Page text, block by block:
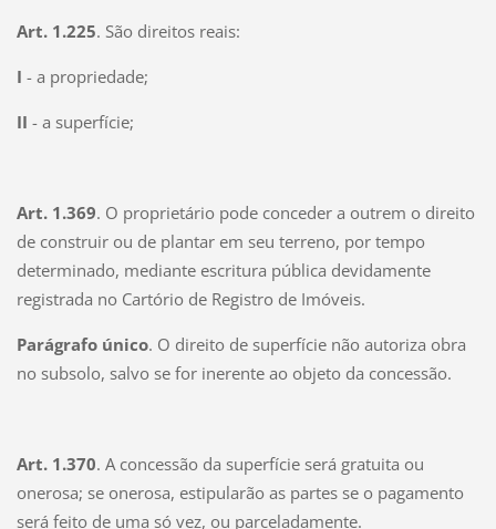
Art. 1.225. São direitos reais:
I - a propriedade;
II - a superfície;
Art. 1.369. O proprietário pode conceder a outrem o direito
de construir ou de plantar em seu terreno, por tempo
determinado, mediante escritura pública devidamente
registrada no Cartório de Registro de Imóveis.
Parágrafo único. O direito de superfície não autoriza obra
no subsolo, salvo se for inerente ao objeto da concessão.
Art. 1.370. A concessão da superfície será gratuita ou
onerosa; se onerosa, estipularão as partes se o pagamento
será feito de uma só vez, ou parceladamente.